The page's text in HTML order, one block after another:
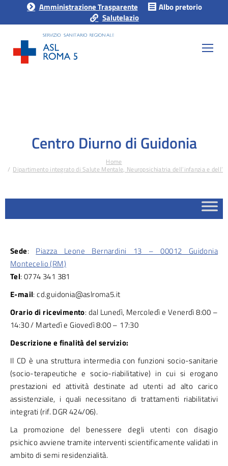
Amministrazione Trasparente
Albo pretorio
Salutelazio
Centro Diurno di Guidonia
Home
Dipartimento integrato di Salute Mentale, Neuropsichiatria dell’infanzia e
Sede: Piazza Leone Bernardini 13 – 00012 Guidonia
Montecelio (RM)
Tel: 0774 341 381
E-mail: cd.guidonia@aslroma5.it
Orario di ricevimento: dal Lunedì, Mercoledì e Venerdì 8:00 –
14:30 / Martedì e Giovedì 8:00 – 17:30
Descrizione e finalità del servizio:
Il CD è una struttura intermedia con funzioni socio-sanitarie
(socio-terapeutiche e socio-riabilitative) in cui si erogano
prestazioni ed attività destinate ad utenti ad alto carico
assistenziale, i quali necessitano di trattamenti riabilitativi
integrati (rif. DGR 424/06).
La promozione del benessere degli utenti con disagio
psichico avviene tramite interventi scientificamente validati in
ambito di semi residenzialità.